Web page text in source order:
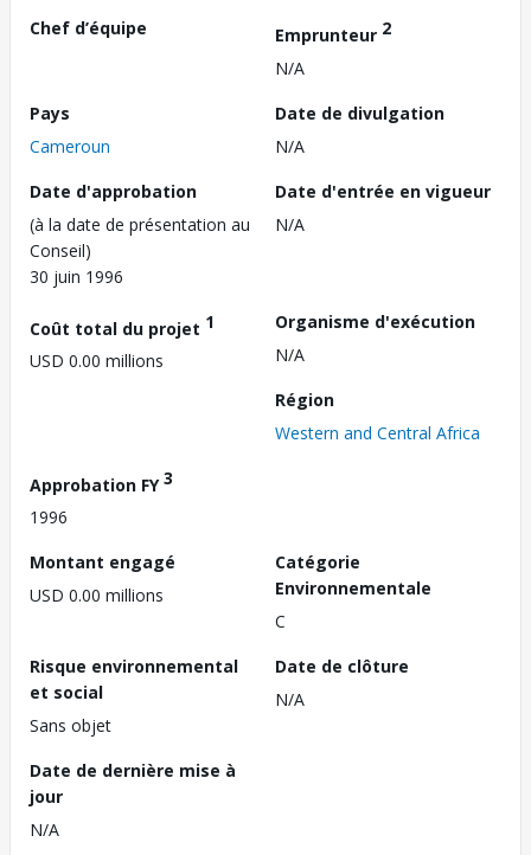
Chef d’équipe
Emprunteur 2
N/A
Pays
Cameroun
Date de divulgation
N/A
Date d'approbation
(à la date de présentation au
Conseil)
30 juin 1996
Date d'entrée en vigueur
N/A
Coût total du projet 1
USD 0.00 millions
Organisme d'exécution
N/A
Région
Western and Central Africa
Approbation FY3
1996
Montant engagé
USD 0.00 millions
Catégorie
Environnementale
C
Risque environnemental
et social
Sans objet
Date de clôture
N/A
Date de dernière mise à
jour
N/A